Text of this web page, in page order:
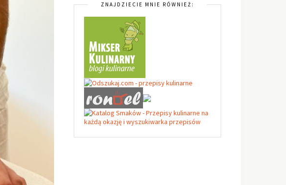
ZNAJDZIECIE MNIE RÓWNIEŻ: